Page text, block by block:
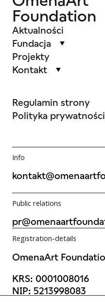
Foundation
Aktualności
Fundacja
Projekty
Kontakt
Regulamin strony
Polityka prywatności
Info
Public relations
Registration-details
OmenaArt
KRS: 0001008016
NIP: 5213998083